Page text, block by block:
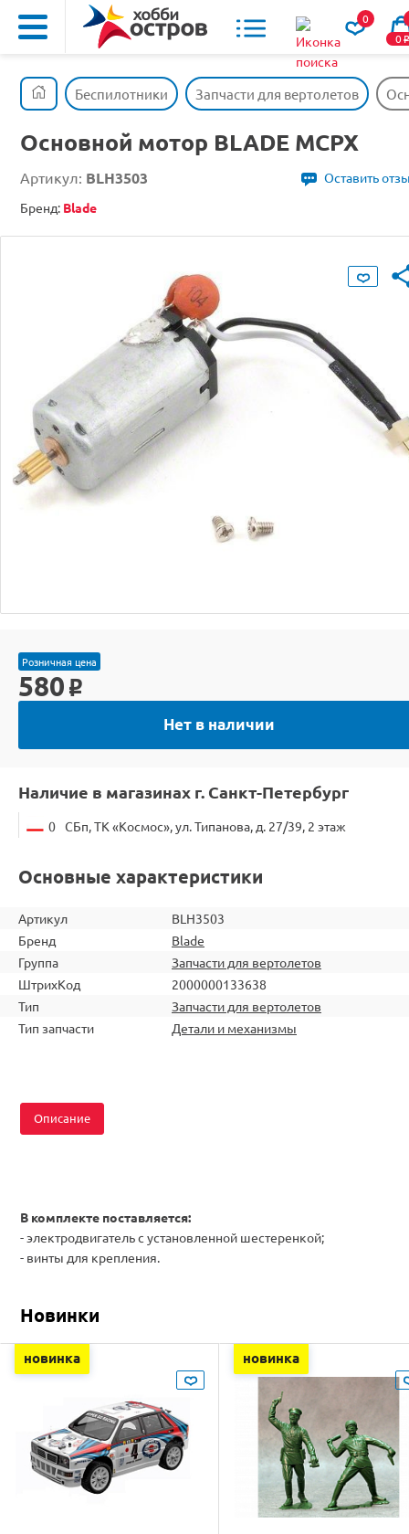
0
0o
Беспилотники Запчасти для вертолетов
Основной мотор BLADE MCPX
Артикул: BLH3503
Оставить
Бренд: Blade
Розничная цена
580 o
Нет в наличии
Наличие в магазинах г. Санкт-Петербург
0 СБп, ТК «Космос», ул. Типанова, д. 27/39, 2 этаж
Основные характеристики
Артикул
BLH3503
Бренд
Blade
Группа
Запчасти для вертолетов
ШтрихКод
2000000133638
Тип
Запчасти для вертолетов
Тип запчасти
Детали и механизмы
Описание
В комплекте поставляется:
- электродвигатель с установленной шестеренкой;
- винты для крепления.
Новинки
новинка новинка